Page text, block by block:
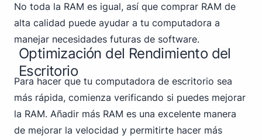
No toda la RAM es igual, así que comprar RAM de
alta calidad puede ayudar a tu computadora a
manejar necesidades futuras de software.
Optimización del Rendimiento del
Escritorio
Para hacer que tu computadora de escritorio sea
más rápida, comienza verificando si puedes mejorar
la RAM. Añadir más RAM es una excelente manera
de mejorar la velocidad y permitirte hacer más